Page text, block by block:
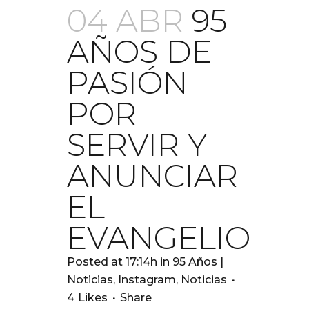
04 ABR 95
AÑOS DE
PASIÓN
POR
SERVIR Y
ANUNCIAR
EL
EVANGELIO
Posted at 17:14h in 95 Años |
Noticias, Instagram, Noticias
4 Likes Share